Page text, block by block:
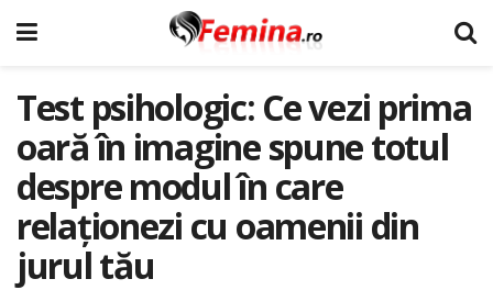
Test psihologic: Ce vezi prima
oară în imagine spune totul
despre modul în care
relaționezi cu oamenii din
jurul tău